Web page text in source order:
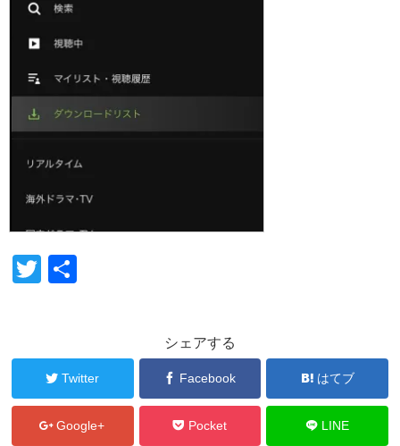
T
er
シェアする
Twitter Facebook はてブ
Google+ Pocket LINE